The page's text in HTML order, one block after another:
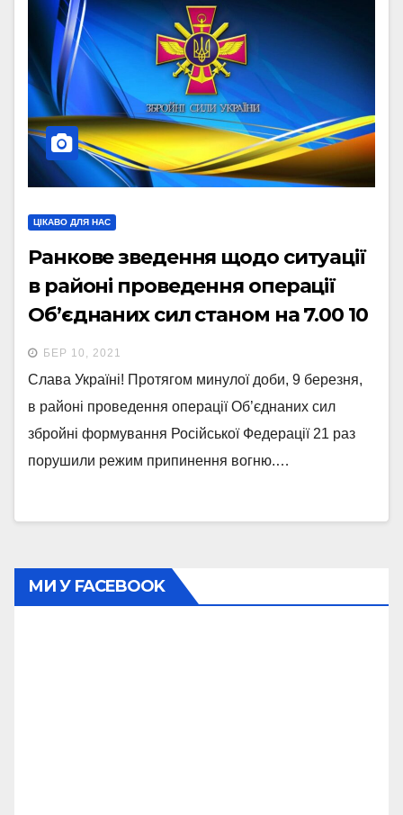
ЦІКАВО ДЛЯ НАС
Ранкове зведення щодо ситуації
в районі проведення операції
Об’єднаних сил станом на 7.00 10
березня 2021 року
БЕР 10, 2021
Слава Україні! Протягом минулої доби, 9 березня,
в районі проведення операції Об’єднаних сил
збройні формування Російської Федерації 21 раз
порушили режим припинення вогню.…
МИ У FACEBOOK